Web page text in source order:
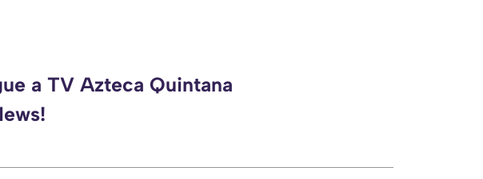
a TV Azteca Quintana